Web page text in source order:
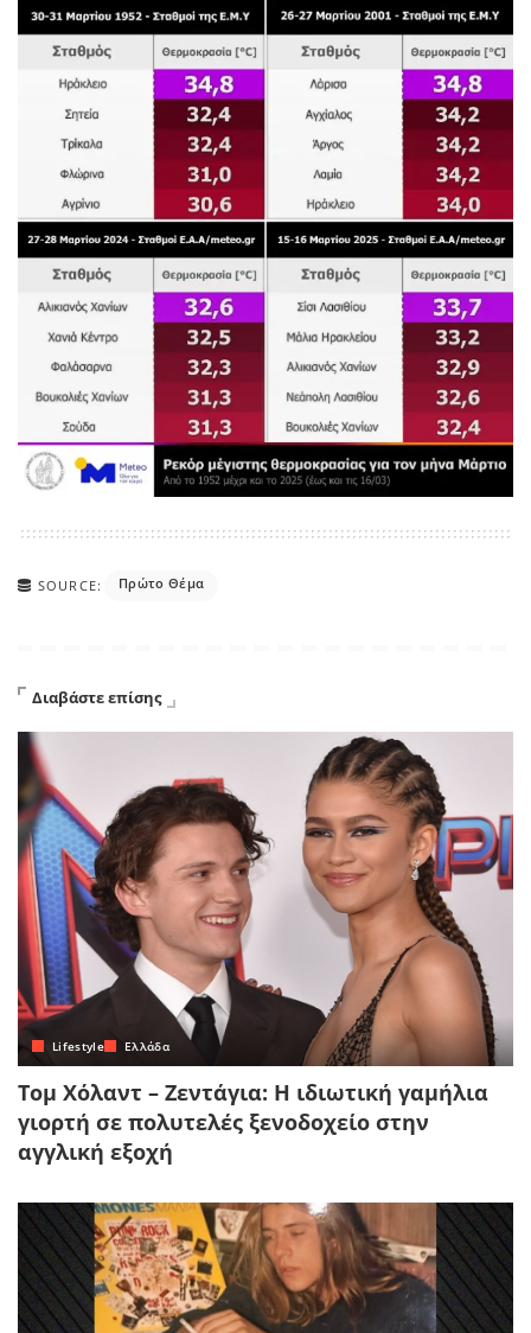
SOURCE: Πρώτο Θέμα
Διαβάστε επίσης
Lifestyle Ελλάδα
Τομ Χόλαντ – Ζεντάγια: Η ιδιωτική γαμήλια
γιορτή σε πολυτελές ξενοδοχείο στην
αγγλική εξοχή